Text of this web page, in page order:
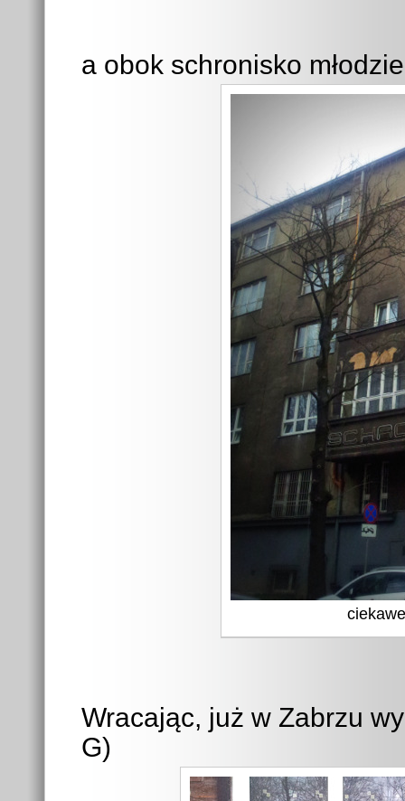
a obok schronisko
Wracając, już w Zabrzu
G)